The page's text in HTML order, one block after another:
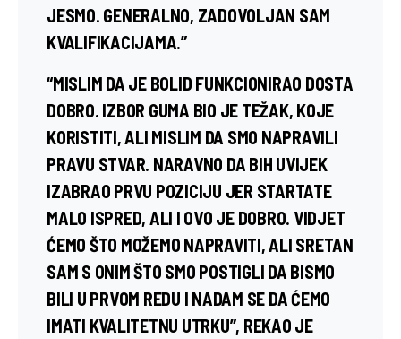
JESMO. GENERALNO, ZADOVOLJAN SAM
KVALIFIKACIJAMA.”
“MISLIM DA JE BOLID FUNKCIONIRAO DOSTA
DOBRO. IZBOR GUMA BIO JE TEŽAK, KOJE
KORISTITI, ALI MISLIM DA SMO NAPRAVILI
PRAVU STVAR. NARAVNO DA BIH UVIJEK
IZABRAO PRVU POZICIJU JER STARTATE
MALO ISPRED, ALI I OVO JE DOBRO. VIDJET
ĆEMO ŠTO MOŽEMO NAPRAVITI, ALI SRETAN
SAM S ONIM ŠTO SMO POSTIGLI DA BISMO
BILI U PRVOM REDU I NADAM SE DA ĆEMO
IMATI KVALITETNU UTRKU”, REKAO JE